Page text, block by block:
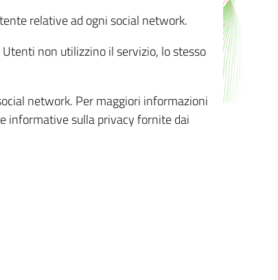
relative ad ogni social network.
non utilizzino il servizio, lo stesso
network. Per maggiori informazioni
informative sulla privacy fornite dai